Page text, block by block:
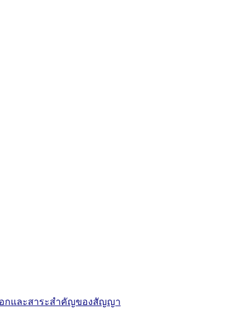
อกและสาระสำคัญของสัญญา